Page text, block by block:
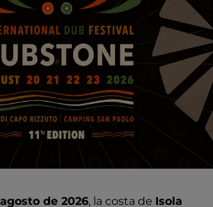
de 2026, la costa de Isola